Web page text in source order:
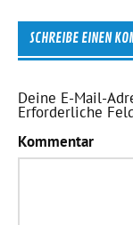
SCHREIBE EINEN
Deine E-Mail-
Erforderliche
Kommentar